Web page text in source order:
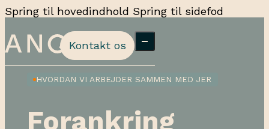
Spring til hovedindhold Spring til sidefod
Kontakt os
HVORDAN VI ARBEJDER SAMMEN MED JER
Forankring